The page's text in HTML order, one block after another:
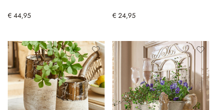
€ 44,95 € 24,95